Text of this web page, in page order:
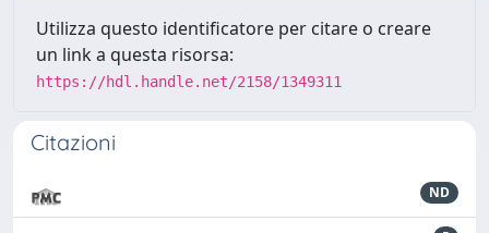
Utilizza questo identificatore per citare o creare
un link a questa risorsa:
https://hdl.handle.net/2158/1349311
Citazioni
ND